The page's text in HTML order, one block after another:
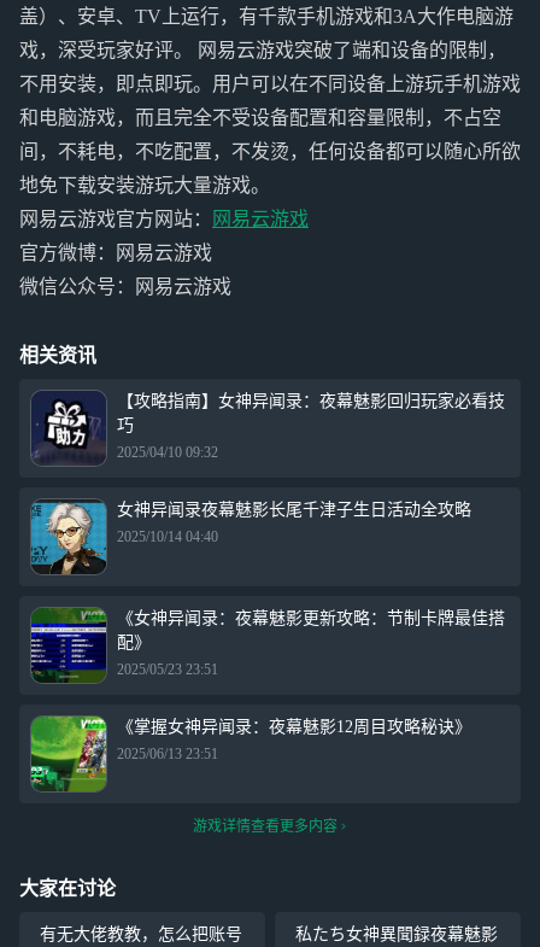
盖）、安卓、TV上运行，有千款手机游戏和3A大作电脑游
戏，深受玩家好评。 网易云游戏突破了端和设备的限制，
不用安装，即点即玩。用户可以在不同设备上游玩手机游戏
和电脑游戏，而且完全不受设备配置和容量限制，不占空
间，不耗电，不吃配置，不发烫，任何设备都可以随心所欲
地免下载安装游玩大量游戏。
网易云游戏官方网站：
网易云游戏
官方微博：网易云游戏
微信公众号：网易云游戏
相关资讯
【攻略指南】女神异闻录：夜幕魅影回归玩家必看技
巧
2025/04/10 09:32
女神异闻录夜幕魅影长尾千津子生日活动全攻略
2025/10/14 04:40
《女神异闻录：夜幕魅影更新攻略：节制卡牌最佳搭
配》
2025/05/23 23:51
《掌握女神异闻录：夜幕魅影12周目攻略秘诀》
2025/06/13 23:51
游戏详情查看更多内容
大家在讨论
有无大佬教教，怎么把账号
私たち女神異聞録夜幕魅影